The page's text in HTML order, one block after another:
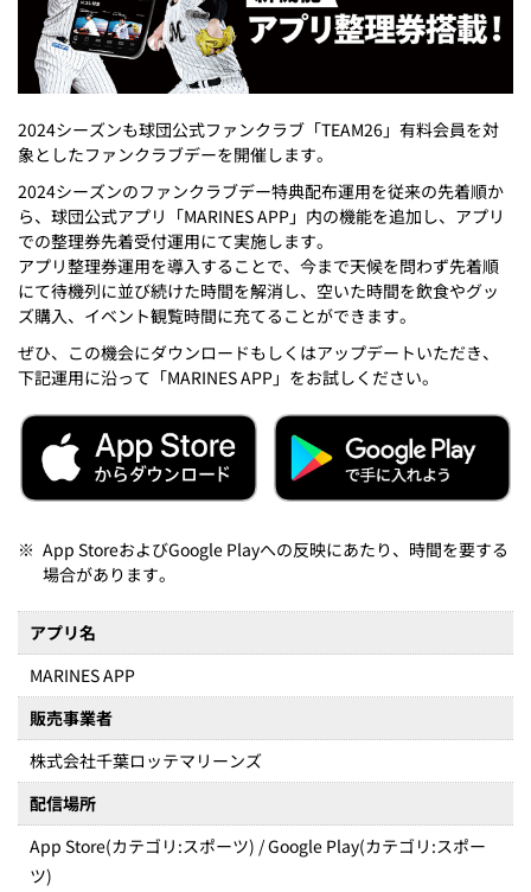
2024シーズンも球団公式ファンクラブ「TEAM26」有料会員を対
象としたファンクラブデーを開催します。
2024シーズンのファンクラブデー特典配布運用を従来の先着順か
ら、球団公式アプリ「MARINES APP」内の機能を追加し、アプリ
での整理券先着受付運用にて実施します。
アプリ整理券運用を導入することで、今まで天候を問わず先着順
にて待機列に並び続けた時間を解消し、空いた時間を飲食やグッ
ズ購入、イベント観覧時間に充てることができます。
ぜひ、この機会にダウンロードもしくはアップデートいただき、
下記運用に沿って「MARINES APP」をお試しください。
※ App StoreおよびGoogle Playへの反映にあたり、時間を要する
場合があります。
アプリ名
MARINES APP
販売事業者
株式会社千葉ロッテマリーンズ
配信場所
App Store(カテゴリ:スポーツ) / Google Play(カテゴリ:スポー
ツ)